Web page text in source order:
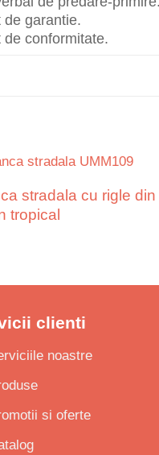
de garantie.
de conformitate.
stradala cu rigle din
tropical
clienti
noastre
si oferte